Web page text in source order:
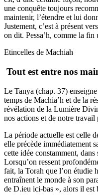
une conquête toujours
maintenir, l’étendre et lui
Justement, c’est à présent
on dit. Pessa’h, comme la
Etincelles de Machiah
Tout est entre nos
Le Tanya (chap. 37)
temps de Machia’h et de la
révélation de la Lumière
nos actions et de notre
La période actuelle est celle
elle précède immédiatement
cette idée constamment,
Lorsqu’on ressent
fait, la Torah que l’on étudie
entraînent le monde à son
de D.ieu ici-bas », alors il est